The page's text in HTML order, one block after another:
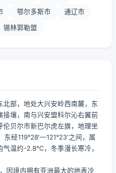
鄂尔多斯市 通辽市
锡林郭勒盟
北部，地处大兴安岭西南麓，东
壤，南与兴安盟科尔沁右翼前
贝尔市新巴尔虎左旗，地理坐
经119°28′—121°23′之间，属
气温约-2.8℃，冬季漫长寒冷，
因境内拥有亚洲最大的地表冷